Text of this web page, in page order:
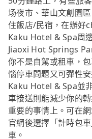
场夜市、華山文創園
住飯店/民宿，在辦好
Kaku Hotel & Spa周
Jiaoxi Hot Springs
你不是自駕或租車，
惱停車問題又可彈性
Kaku Hotel & Spa並
車接送則能減少你的
重要的事情上。可在
官網後選擇「計時包
車。